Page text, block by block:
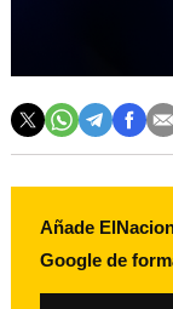
Añade
Google de